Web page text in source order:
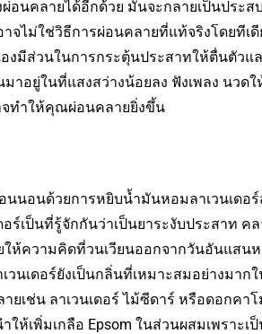
อนคลายได้อีกด้วย มันจะกลายเป็นประ
จไม่ใช่วิธีการผ่อนคลายที่แท้จริงโดยทีเ
งมีส่วนในการกระตุ้นประสาทให้ตื่นตัวแ
มาอยู่ในที่แสงสว่างน้อยลง ฟังเพลง นว
จทำให้คุณผ่อนคลายยิ่งขึ้น
นนอนด้วยการหยิบน้ำมันหอมลาเวนเด
ร์เป็นที่รู้จักกันว่าเป็นยาระงับประสาท ค
ห้ความคิดที่วนเวียนออกจากวันอันแส
วนเดอร์ยังเป็นกลิ่นที่เหมาะสมอย่างมา
ยเช่น ลาเวนเดอร์ ไม้ซีดาร์ หรือดอกคา
ให้เพิ่มเกลือ Epsom ในส่วนผสมเพราะ